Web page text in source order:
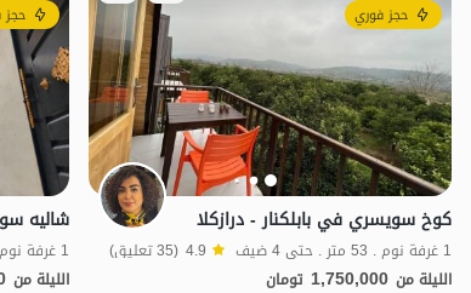
حجز فوري
كوخ سويسري في بابلكنار - درازكلا
1 غرفة نوم . 53 متر . حتى 4 ضيف 4.9 (35 تعليق)
الليلة من 1,750,000 تومان
1 غرفة نوم . 90 متر . حتى 4 ضيف
الليلة من